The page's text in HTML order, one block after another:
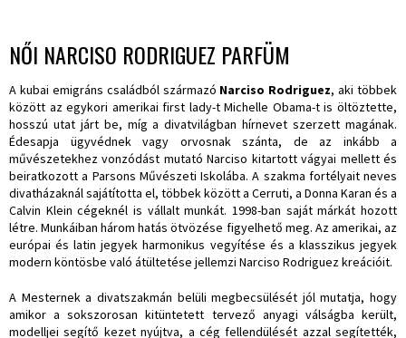
NŐI NARCISO RODRIGUEZ PARFÜM
A kubai emigráns családból származó Narciso Rodriguez, aki többek
között az egykori amerikai first lady-t Michelle Obama-t is öltöztette,
hosszú utat járt be, míg a divatvilágban hírnevet szerzett magának.
Édesapja ügyvédnek vagy orvosnak szánta, de az inkább a
művészetekhez vonzódást mutató Narciso kitartott vágyai mellett és
beiratkozott a Parsons Művészeti Iskolába. A szakma fortélyait neves
divatházaknál sajátította el, többek között a Cerruti, a Donna Karan és a
Calvin Klein cégeknél is vállalt munkát. 1998-ban saját márkát hozott
létre. Munkáiban három hatás ötvözése figyelhető meg. Az amerikai, az
európai és latin jegyek harmonikus vegyítése és a klasszikus jegyek
modern köntösbe való átültetése jellemzi Narciso Rodriguez kreációit.
A Mesternek a divatszakmán belüli megbecsülését jól mutatja, hogy
amikor a sokszorosan kitüntetett tervező anyagi válságba került,
modelljei segítő kezet nyújtva, a cég fellendülését azzal segítették,